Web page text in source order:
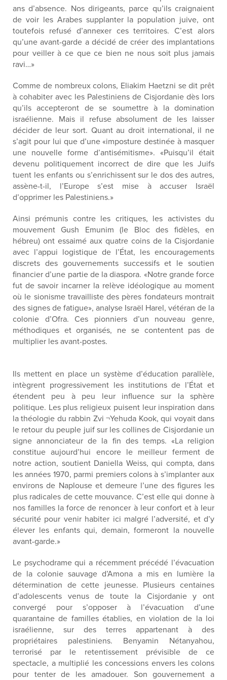
ans d’absence. Nos dirigeants, parce qu’ils craignaient
de voir les Arabes supplanter la population juive, ont
toutefois refusé d’annexer ces territoires. C’est alors
qu’une avant-garde a décidé de créer des implantations
pour veiller à ce que ce bien ne nous soit plus jamais
ravi…»
Comme de nombreux colons, Eliakim Haetzni se dit prêt
à cohabiter avec les Palestiniens de Cisjordanie dès lors
qu’ils accepteront de se soumettre à la domination
israélienne. Mais il refuse absolument de les laisser
décider de leur sort. Quant au droit international, il ne
s’agit pour lui que d’une «imposture destinée à masquer
une nouvelle forme d’antisémitisme». «Puisqu’il était
devenu politiquement incorrect de dire que les Juifs
tuent les enfants ou s’enrichissent sur le dos des autres,
assène-t-il, l’Europe s’est mise à accuser Israël
d’opprimer les Palestiniens.»
Ainsi prémunis contre les critiques, les activistes du
mouvement Gush Emunim (le Bloc des fidèles, en
hébreu) ont essaimé aux quatre coins de la Cisjordanie
avec l’appui logistique de l’État, les encouragements
discrets des gouvernements successifs et le soutien
financier d’une partie de la diaspora. «Notre grande force
fut de savoir incarner la relève idéologique au moment
où le sionisme travailliste des pères fondateurs montrait
des signes de fatigue», analyse Israël Harel, vétéran de la
colonie d’Ofra. Ces pionniers d’un nouveau genre,
méthodiques et organisés, ne se contentent pas de
multiplier les avant-postes.
Ils mettent en place un système d’éducation parallèle,
intègrent progressivement les institutions de l’État et
étendent peu à peu leur influence sur la sphère
politique. Les plus religieux puisent leur inspiration dans
la théologie du rabbin Zvi ¬Yehuda Kook, qui voyait dans
le retour du peuple juif sur les collines de Cisjordanie un
signe annonciateur de la fin des temps. «La religion
constitue aujourd’hui encore le meilleur ferment de
notre action, soutient Daniella Weiss, qui compta, dans
les années 1970, parmi premiers colons à s’implanter aux
environs de Naplouse et demeure l’une des figures les
plus radicales de cette mouvance. C’est elle qui donne à
nos familles la force de renoncer à leur confort et à leur
sécurité pour venir habiter ici malgré l’adversité, et d’y
élever les enfants qui, demain, formeront la nouvelle
avant-garde.»
Le psychodrame qui a récemment précédé l’évacuation
de la colonie sauvage d’Amona a mis en lumière la
détermination de cette jeunesse. Plusieurs centaines
d’adolescents venus de toute la Cisjordanie y ont
convergé pour s’opposer à l’évacuation d’une
quarantaine de familles établies, en violation de la loi
israélienne, sur des terres appartenant à des
propriétaires palestiniens. Benyamin Nétanyahou,
terrorisé par le retentissement prévisible de ce
spectacle, a multiplié les concessions envers les colons
pour tenter de les amadouer. Son gouvernement a